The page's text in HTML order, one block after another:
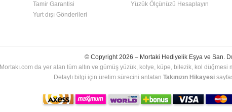
Tamir Garantisi
Yurt dışı Gönderileri
Yüzük Ölçünüzü Hesaplayın
© Copyright 2026 – Mortaki Hediyelik Eşya ve San.
Mortakı.com da yer alan tüm altın ve gümüş yüzük, kolye, küpe, bilezik, kol
Detaylı bilgi için üretim sürecini anlatan Takınızın Hikayesi